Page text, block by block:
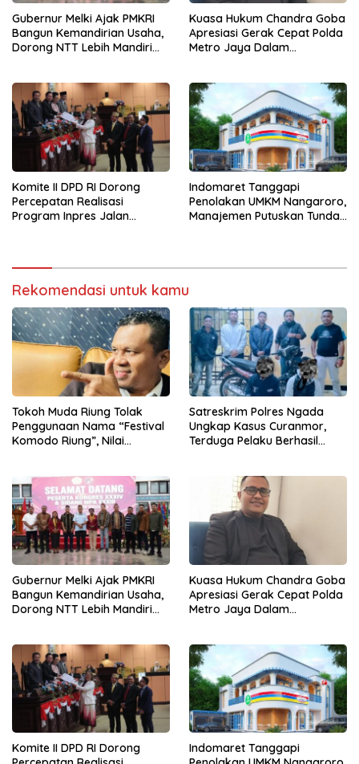
Gubernur Melki Ajak PMKRI
Bangun Kemandirian Usaha,
Dorong NTT Lebih Mandiri
Kuasa Hukum Chandra Goba
Apresiasi Gerak Cepat Polda
Metro Jaya Dalam
Terhadap Anak
Komite II DPD RI Dorong
Percepatan Realisasi
Program Inpres Jalan
Indomaret Tanggapi
Penolakan UMKM Nangaroro,
Manajemen Putuskan Tunda
Rekomendasi untuk kamu
Tokoh Muda Riung Tolak
Penggunaan Nama “Festival
Komodo Riung”, Nilai
Satreskrim Polres Ngada
Ungkap Kasus Curanmor,
Terduga Pelaku Berhasil
Gubernur Melki Ajak PMKRI
Bangun Kemandirian Usaha,
Dorong NTT Lebih Mandiri
Kuasa Hukum Chandra Goba
Apresiasi Gerak Cepat Polda
Metro Jaya Dalam
Terhadap Anak
Komite II DPD RI Dorong
Indomaret Tanggapi